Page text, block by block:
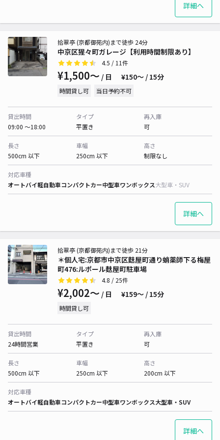
詳細へ
中京区猩々町ガレージ【利用時間制限あり】
拾翠亭 (京都御苑内)まで徒歩 24分
4.5 / 11件
¥1,500〜 / 日 ¥150〜 / 15分
時間貸し可 当日予約不可
貸出時間
09:00 〜18:00
タイプ
平置き
再入庫
可
長さ
500cm 以下
車幅
250cm 以下
高さ
制限なし
対応車種
オートバイ軽自動車コンパクトカー中型車ワンボックス大型車・SUV
詳細へ
＊個人宅:京都市中京区麩屋町通り蛸薬師下る梅屋
町476:ルポール麸屋町駐車場
拾翠亭 (京都御苑内)まで徒歩 21分
4.8 / 25件
¥2,002〜 / 日 ¥159〜 / 15分
時間貸し可
貸出時間
24時間営業
タイプ
平置き
再入庫
可
長さ
500cm 以下
車幅
250cm 以下
高さ
200cm 以下
対応車種
オートバイ軽自動車コンパクトカー中型車ワンボックス大型車・SUV
詳細へ